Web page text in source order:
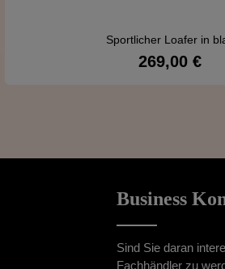
Sportlicher Loafer in
Regulärer Preis:
269,00 €
Business
Sind Sie daran
Fachhändler zu